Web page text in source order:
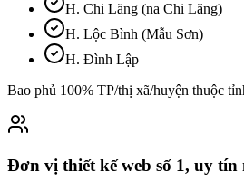
H. Chi Lăng (na Chi Lăng)
H. Lộc Bình (Mẫu Sơn)
H. Đình Lập
Bao phủ 100% TP/thị xã/huyện thuộc
Đơn vị thiết kế web số 1, uy